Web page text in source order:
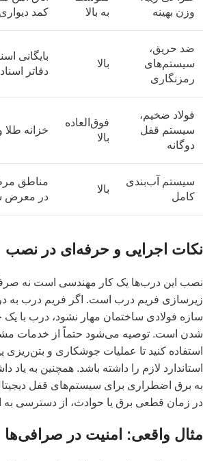
کمد دیواری
به بالا
وزن بهینه
بایگانی
دفاتر
بالا
ضد حریق،
سیستم‌های
رمزنگاری
خزانه طلا
فوق‌العاده
بالا
فولاد ضخیم،
سیستم قفل
دوگانه
مناطق
در معرض
بالا
سیستم آب‌بندی
کامل
نکات اجرایی و حرفه‌ای در نصب
نصب این درب‌ها یک کار مهندسی است نه صرفاً
زیرسازی فریم درب است. اگر فریم درب به
سازه فولادی ساختمان مهار نشود، درب با یک
شدن است. توصیه می‌شود حتماً از خدمات
استفاده کنید تا عملیات جوشکاری و بتن‌ریزی
استاندارد لازم را داشته باشد. همچنین به
به برق اضطراری برای سیستم‌های قفل
در زمان قطعی برق یا حوادث، از دسترسی به
مثال واقعی: امنیت در صرافی‌ها